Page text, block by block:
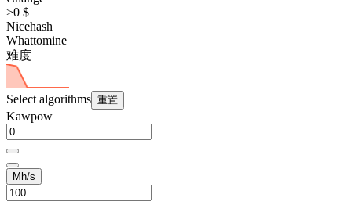
>0 $
Nicehash
Whattomine
难度
Select algorithms 重置
Kawpow
Mh/s